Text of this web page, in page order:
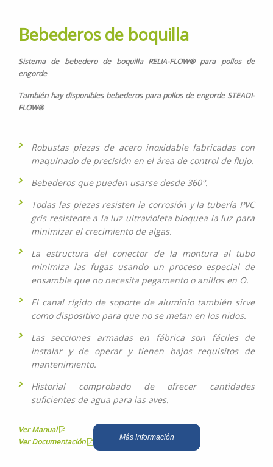
Bebederos de boquilla
Sistema de bebedero de boquilla RELIA-FLOW® para pollos de
engorde
También hay disponibles bebederos para pollos de engorde STEADI-
FLOW®
Robustas piezas de acero inoxidable fabricadas con
maquinado de precisión en el área de control de flujo.
Bebederos que pueden usarse desde 360°.
Todas las piezas resisten la corrosión y la tubería PVC
gris resistente a la luz ultravioleta bloquea la luz para
minimizar el crecimiento de algas.
La estructura del conector de la montura al tubo
minimiza las fugas usando un proceso especial de
ensamble que no necesita pegamento o anillos en O.
El canal rígido de soporte de aluminio también sirve
como dispositivo para que no se metan en los nidos.
Las secciones armadas en fábrica son fáciles de
instalar y de operar y tienen bajos requisitos de
mantenimiento.
Historial comprobado de ofrecer cantidades
suficientes de agua para las aves.
Ver Manual
Ver Documentación
Más Información